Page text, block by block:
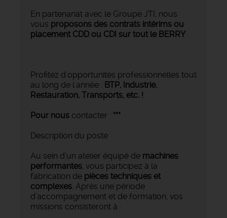
En partenariat avec le Groupe JTI, nous
vous proposons des contrats intérims ou
placement CDD ou CDI sur tout le BERRY
Profitez d'opportunités professionnelles tout
au long de l'année : BTP, Industrie,
Restauration, Transports, etc. !
Pour nous contacter : ***
Description du poste
Au sein d’un atelier équipé de machines
performantes, vous participez à la
fabrication de pièces techniques et
complexes. Après une période
d’accompagnement et de formation, vos
missions consisteront à :